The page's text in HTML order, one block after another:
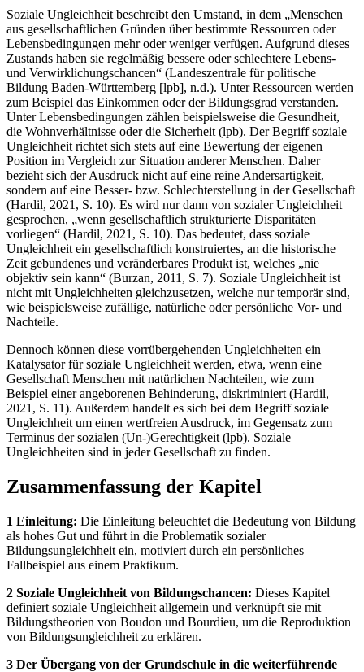
Soziale Ungleichheit beschreibt den Umstand, in dem „Menschen
aus gesellschaftlichen Gründen über bestimmte Ressourcen oder
Lebensbedingungen mehr oder weniger verfügen. Aufgrund dieses
Zustands haben sie regelmäßig bessere oder schlechtere Lebens-
und Verwirklichungschancen“ (Landeszentrale für politische
Bildung Baden-Württemberg [lpb], n.d.). Unter Ressourcen werden
zum Beispiel das Einkommen oder der Bildungsgrad verstanden.
Unter Lebensbedingungen zählen beispielsweise die Gesundheit,
die Wohnverhältnisse oder die Sicherheit (lpb). Der Begriff soziale
Ungleichheit richtet sich stets auf eine Bewertung der eigenen
Position im Vergleich zur Situation anderer Menschen. Daher
bezieht sich der Ausdruck nicht auf eine reine Andersartigkeit,
sondern auf eine Besser- bzw. Schlechterstellung in der Gesellschaft
(Hardil, 2021, S. 10). Es wird nur dann von sozialer Ungleichheit
gesprochen, „wenn gesellschaftlich strukturierte Disparitäten
vorliegen“ (Hardil, 2021, S. 10). Das bedeutet, dass soziale
Ungleichheit ein gesellschaftlich konstruiertes, an die historische
Zeit gebundenes und veränderbares Produkt ist, welches „nie
objektiv sein kann“ (Burzan, 2011, S. 7). Soziale Ungleichheit ist
nicht mit Ungleichheiten gleichzusetzen, welche nur temporär sind,
wie beispielsweise zufällige, natürliche oder persönliche Vor- und
Nachteile.
Dennoch können diese vorrübergehenden Ungleichheiten ein
Katalysator für soziale Ungleichheit werden, etwa, wenn eine
Gesellschaft Menschen mit natürlichen Nachteilen, wie zum
Beispiel einer angeborenen Behinderung, diskriminiert (Hardil,
2021, S. 11). Außerdem handelt es sich bei dem Begriff soziale
Ungleichheit um einen wertfreien Ausdruck, im Gegensatz zum
Terminus der sozialen (Un-)Gerechtigkeit (lpb). Soziale
Ungleichheiten sind in jeder Gesellschaft zu finden.
Zusammenfassung der Kapitel
1 Einleitung: Die Einleitung beleuchtet die Bedeutung von Bildung
als hohes Gut und führt in die Problematik sozialer
Bildungsungleichheit ein, motiviert durch ein persönliches
Fallbeispiel aus einem Praktikum.
2 Soziale Ungleichheit von Bildungschancen: Dieses Kapitel
definiert soziale Ungleichheit allgemein und verknüpft sie mit
Bildungstheorien von Boudon und Bourdieu, um die Reproduktion
von Bildungsungleichheit zu erklären.
3 Der Übergang von der Grundschule in die weiterführende